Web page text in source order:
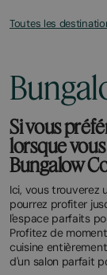
Toutes les
Si vous
lorsque
Bungalow
Ici, vous trouverez
pourrez profiter
l'espace parfaits
Profitez de
cuisine
d'un salon parfait